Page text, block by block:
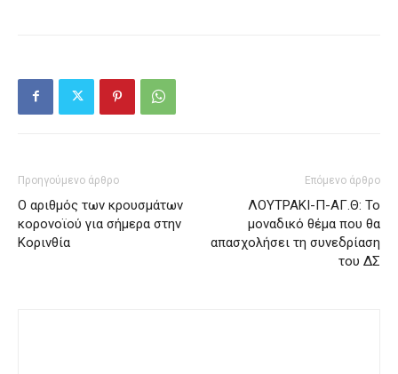
Προηγούμενο άρθρο
Ο αριθμός των κρουσμάτων
κορονοϊού για σήμερα στην
Κορινθία
Επόμενο άρθρο
ΛΟΥΤΡΑΚΙ-Π-ΑΓ.Θ: Το
μοναδικό θέμα που θα
απασχολήσει τη συνεδρίαση
του ΔΣ